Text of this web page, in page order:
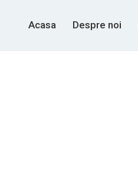
Acasa Despre noi